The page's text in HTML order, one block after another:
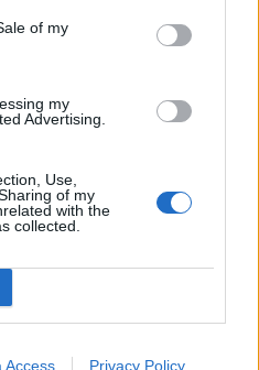
of my
my
Advertising.
Use,
of my
with the
collected.
Access Privacy Policy